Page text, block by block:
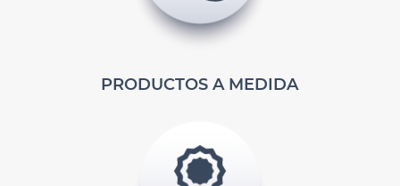
PRODUCTOS A MEDIDA